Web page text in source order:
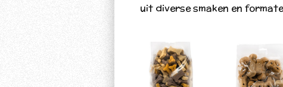
uit diverse smaken en